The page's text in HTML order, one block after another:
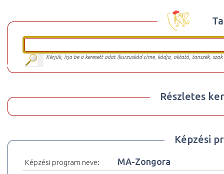
Kérjük, írja be a keresett adat (kurzuskód címe, kódja, oktató, tanszék,
Részletes
Képzési
Képzési program neve: MA-Zongora